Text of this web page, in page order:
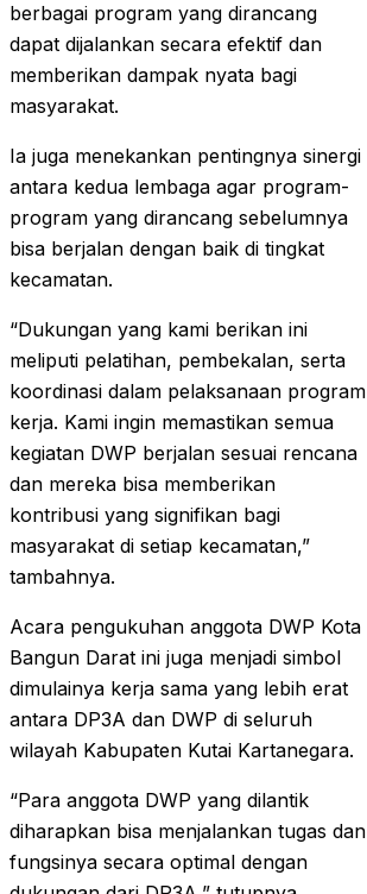
berbagai program yang dirancang
dapat dijalankan secara efektif dan
memberikan dampak nyata bagi
masyarakat.
Ia juga menekankan pentingnya sinergi
antara kedua lembaga agar program-
program yang dirancang sebelumnya
bisa berjalan dengan baik di tingkat
kecamatan.
“Dukungan yang kami berikan ini
meliputi pelatihan, pembekalan, serta
koordinasi dalam pelaksanaan program
kerja. Kami ingin memastikan semua
kegiatan DWP berjalan sesuai rencana
dan mereka bisa memberikan
kontribusi yang signifikan bagi
masyarakat di setiap kecamatan,”
tambahnya.
Acara pengukuhan anggota DWP Kota
Bangun Darat ini juga menjadi simbol
dimulainya kerja sama yang lebih erat
antara DP3A dan DWP di seluruh
wilayah Kabupaten Kutai Kartanegara.
“Para anggota DWP yang dilantik
diharapkan bisa menjalankan tugas dan
fungsinya secara optimal dengan